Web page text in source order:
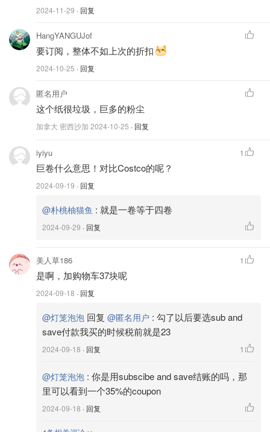
2024-11-29 · 回复
HangYANGUJof
要订阅，整体不如上次的折扣
2024-10-25 · 回复
匿名用户
这个纸很垃圾，巨多的粉尘
加拿大 密西沙加 2024-10-25 · 回复
iyiyu
巨卷什么意思！对比Costco的呢？
2024-09-19 · 回复
1
@朴桃柚猫鱼 : 就是一卷等于四卷
2024-09-29 · 回复
美人草186
是啊，加购物车37块呢
2024-09-18 · 回复
1
@灯笼泡泡 回复 @匿名用户 : 勾了以后要选sub and
save付款我买的时候税前就是23
2024-09-18 · 回复 1
@灯笼泡泡 : 你是用subscibe and save结账的吗，那
里可以看到一个35%的coupon
2024-09-18 · 回复